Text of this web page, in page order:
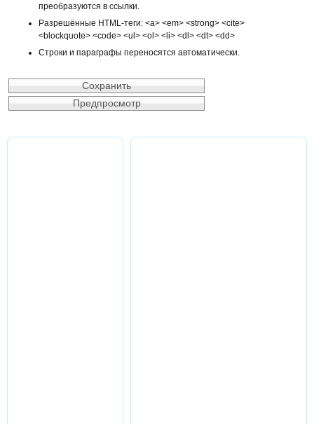
преобразуются в ссылки.
Разрешённые HTML-теги: <a> <em> <strong> <cite>
<blockquote> <code> <ul> <ol> <li> <dl> <dt> <dd>
Строки и параграфы переносятся автоматически.